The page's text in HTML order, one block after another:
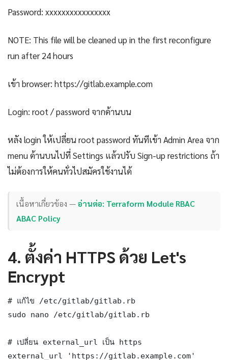
Password: xxxxxxxxxxxxxxxx
NOTE: This file will be cleaned up in the first reconfigure
run after 24 hours
เข้า browser: https://gitlab.example.com
Login: root / password จากด้านบน
หลัง login ให้เปลี่ยน root password ทันทีเข้า Admin Area จาก
menu ด้านบนไปที่ Settings แล้วปรับ Sign-up restrictions ถ้า
ไม่ต้องการให้คนทั่วไปสมัครใช้งานได้
เนื้อหาเกี่ยวข้อง —อ่านต่อ: Terraform Module RBAC
ABAC Policy
4. ตั้งค่า HTTPS ด้วย Let's
Encrypt
# แก้ไข /etc/gitlab/gitlab.rb
sudo nano /etc/gitlab/gitlab.rb
# เปลี่ยน external_url เป็น https
external_url 'https://gitlab.example.com'